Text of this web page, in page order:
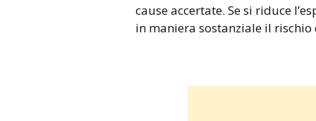
cause accertate. Se si riduce
in maniera sostanziale il rischio